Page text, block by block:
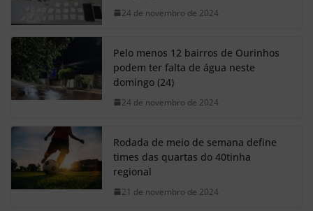
24 de novembro de 2024
Pelo menos 12 bairros de Ourinhos
podem ter falta de água neste
domingo (24)
24 de novembro de 2024
Rodada de meio de semana define
times das quartas do 40tinha
regional
21 de novembro de 2024